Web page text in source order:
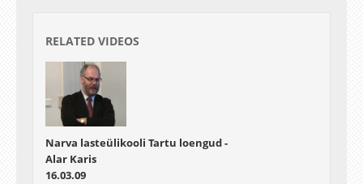
RELATED VIDEOS
Narva lasteülikooli Tartu loengud -
Alar Karis
16.03.09